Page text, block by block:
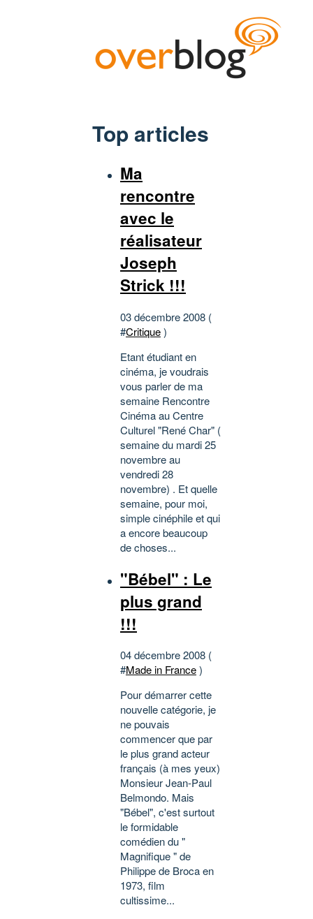
Top articles
Ma
rencontre
avec le
réalisateur
Joseph
Strick !!!
03 décembre 2008 (
#Critique)
Etant étudiant en
cinéma, je voudrais
vous parler de ma
semaine Rencontre
Cinéma au Centre
Culturel "René Char" (
semaine du mardi 25
novembre au
vendredi 28
novembre) . Et quelle
semaine, pour moi,
simple cinéphile et qui
a encore beaucoup
de choses...
"Bébel" : Le
plus grand
!!!
04 décembre 2008 (
#Made in France)
Pour démarrer cette
nouvelle catégorie, je
ne pouvais
commencer que par
le plus grand acteur
français (à mes yeux)
Monsieur Jean-Paul
Belmondo. Mais
"Bébel", c'est surtout
le formidable
comédien du "
Magnifique " de
Philippe de Broca en
1973, film
cultissime...